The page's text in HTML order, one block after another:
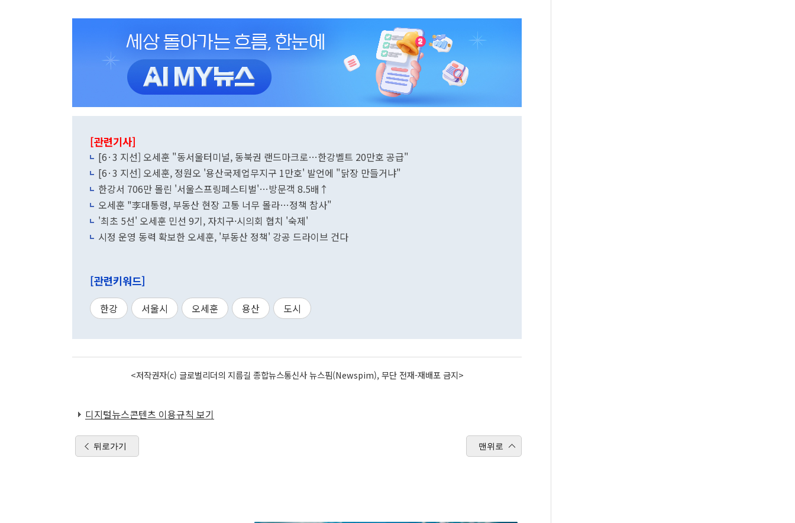
[관련기사]
[6·3 지선] 오세훈 "동서울터미널, 동북권 랜드마크로…한강벨트 20만호 공급"
[6·3 지선] 오세훈, 정원오 '용산국제업무지구 1만호' 발언에 "닭장 만들거냐"
한강서 706만 몰린 '서울스프링페스티벌'…방문객 8.5배↑
오세훈 "李대통령, 부동산 현장 고통 너무 몰라…정책 참사"
'최초 5선' 오세훈 민선 9기, 자치구·시의회 협치 '숙제'
시정 운영 동력 확보한 오세훈, '부동산 정책' 강공 드라이브 건다
[관련키워드]
한강 서울시 오세훈 용산 도시
<저작권자(c) 글로벌리더의 지름길 종합뉴스통신사 뉴스핌(Newspim), 무단 전재-재배포 금지>
디지털뉴스콘텐츠 이용규칙 보기
뒤로가기 맨위로